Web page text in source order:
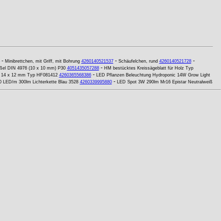
- Minibrettchen, mit Griff, mit Bohrung 4260140521537- Schäufelchen, rund 4260140521728-
DIN 4976 (10 x 10 mm) P30 4051435057288- HM bestücktes Kreissägeblatt für Holz Typ
14 x 12 mm Typ HF081412 4260365568386- LED Pflanzen Beleuchtung Hydroponic 14W Grow Light
LED/m 300lm Lichterkette Blau 3528 4260339995880- LED Spot 3W 290lm Mr16 Epistar Neutralweiß